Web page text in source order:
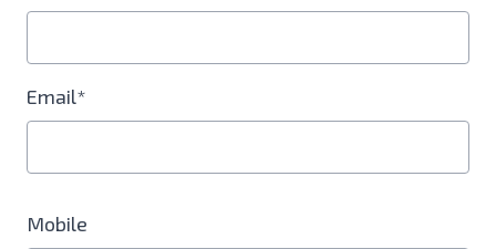
Email*
Mobile